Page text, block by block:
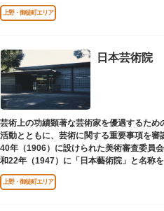
上野・御徒町エリア
日本芸術院
芸術上の功績顕著な芸術家を優遇するため
活動とともに、芸術に関する重要事項を
40年（1906）に設けられた美術審査委員
和22年（1947）に「日本藝術院」と名称を
上野・御徒町エリア